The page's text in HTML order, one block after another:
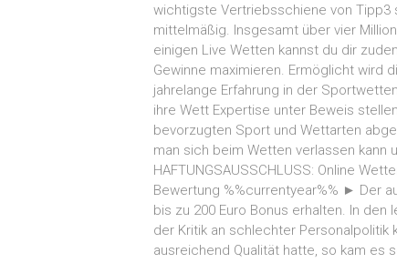
wichtigste Vertriebsschiene von Tipp3
mittelmäßig. Insgesamt über vier
einigen Live Wetten kannst du dir
Gewinne maximieren. Ermöglicht wird
jahrelange Erfahrung in der
ihre Wett Expertise unter Beweis
bevorzugten Sport und Wettarten
man sich beim Wetten verlassen kann
HAFTUNGSAUSSCHLUSS: Online
Bewertung %%currentyear%% ► Der
bis zu 200 Euro Bonus erhalten. In
der Kritik an schlechter
ausreichend Qualität hatte, so kam es